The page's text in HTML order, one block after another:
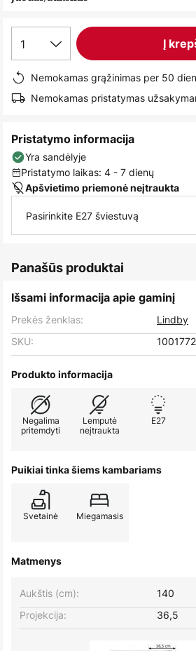
images
gallery
1 Į
Nemokamas grąžinimas per 50
Nemokamas pristatymas
Pristatymo informacija
Yra sandėlyje
Pristatymo laikas: 4 - 7 dienų
Apšvietimo priemonė neįtraukta
Pasirinkite E27 šviestuvą
Panašūs produktai
Išsami informacija apie gaminį
Prekės ženklas:
Lindby
SKU:
Produkto informacija
Negalima
pritemdyti
Lemputė
neįtraukta
E27
Puikiai tinka šiems kambariams
Svetainė Miegamasis
Matmenys
Aukštis (cm):
140
Projekcija:
36,5